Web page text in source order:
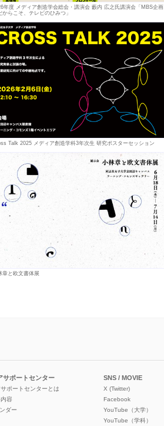
年度 メディア創造学会総会・講演会 藪内 広之氏講演会「MBS企画
からこそ、テレビのひみつ」
Talk 2025 メディア創造学科3年次生 研究ポスターセッション
章と欧文書体展
サポートセンター
サポートセンターとは
容
ダー
SNS / MOVIE
X (Twitter)
Facebook
YouTube（大学）
YouTube（学科）